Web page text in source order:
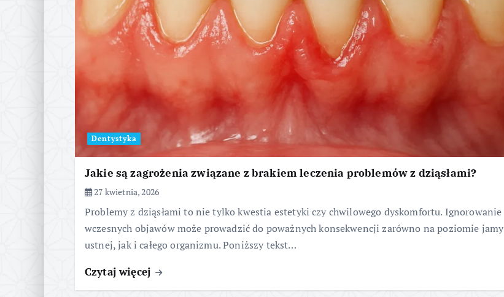
Dentystyka
Jakie są zagrożenia związane z brakiem leczenia problemów z dziąsłami?
27 kwietnia, 2026
Problemy z dziąsłami to nie tylko kwestia estetyki czy chwilowego dyskomfortu. Ignorowanie
wczesnych objawów może prowadzić do poważnych konsekwencji zarówno na poziomie jamy
ustnej, jak i całego organizmu. Poniższy tekst…
Czytaj więcej